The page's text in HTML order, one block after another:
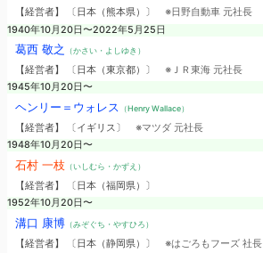
【経営者】 〔日本（熊本県）〕 ※日野自動車 元社長
1940年10月20日〜2022年5月25日
葛西 敬之 （かさい・よしゆき）
【経営者】 〔日本（東京都）〕 ※ＪＲ東海 元社長
1945年10月20日〜
ヘンリー＝ウォレス （Henry Wallace）
【経営者】 〔イギリス〕 ※マツダ 元社長
1948年10月20日〜
石村 一枝（いしむら・かずえ）
【経営者】 〔日本（福岡県）〕
1952年10月20日〜
溝口 康博（みぞぐち・やすひろ）
【経営者】 〔日本（静岡県）〕 ※はごろもフーズ 社長